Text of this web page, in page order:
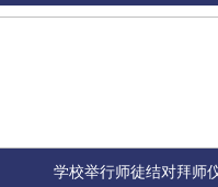
学校举行师徒结对拜师